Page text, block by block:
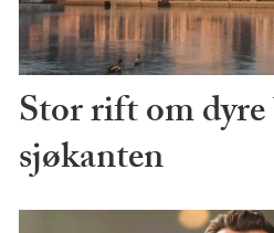
Stor rift om
sjøkanten